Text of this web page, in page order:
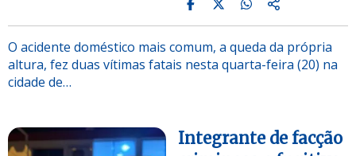
O acidente doméstico mais comum, a queda da própria
altura, fez duas vítimas fatais nesta quarta-feira (20) na
cidade de…
Integrante de facção